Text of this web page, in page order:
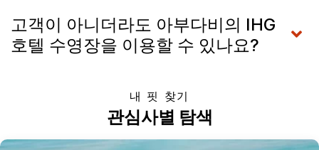
고객이 아니더라도 아부다비의 IHG
호텔 수영장을 이용할 수 있나요?
내 핏 찾기
관심사별 탐색